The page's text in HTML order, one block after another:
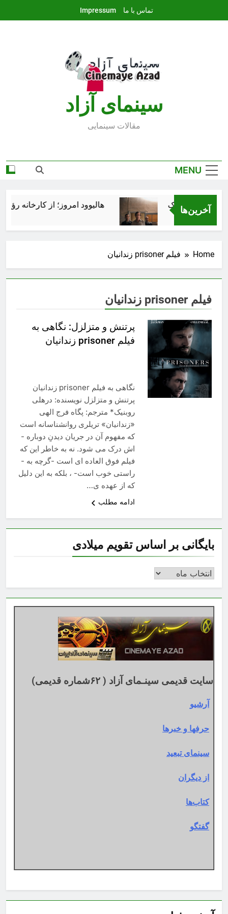
تماس با ما Impressum
سينماى آزاد
مقالات سينمايى
MENU
آخرین‌ها هالیوود امروز؛ از کارخانه
Home فیلم prisoner زندانیان
فیلم prisoner زندانیان
پرتنش و متزلزل: نگاهی به
فیلم prisoner زندانیان
نگاهی به فیلم prisoner زندانیان
پرتنش و متزلزل نویسنده: درهلی
روبنیک* مترجم: پگاه فرج ­الهی
«زندانیان» تریلری روانشناسانه است
که مفهوم آن در جریان دیدنِ دوباره ­
اش درک می­ شود. نه به خاطر این ­که
فیلم فوق­ العاده­ ای است -گرچه به ­
راستی خوب است- ، بلکه به این دلیل
که از عهده­ ی…
ادامه مطلب
بایگانی بر اساس تقویم میلادی
بایگانی
اساس
تقویم
میلادی
سایت قدیمی سینـمای آزاد ( ۶۲شماره قدیمی)
آرشیو
حرفها و خبرها
سینمای تبعید
از دیگران
کتاب‌ها
گفتگو